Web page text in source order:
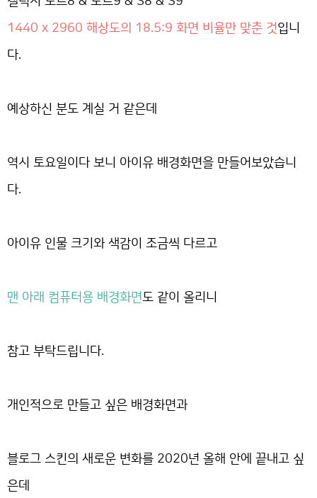
1440 x 2960 해상도의 18.5:9 화면 비율만 맞춘 것입니
다.
예상하신 분도 계실 거 같은데
역시 토요일이다 보니 아이유 배경화면을 만들어보았습니
다.
아이유 인물 크기와 색감이 조금씩 다르고
맨 아래 컴퓨터용 배경화면도 같이 올리니
참고 부탁드립니다.
개인적으로 만들고 싶은 배경화면과
블로그 스킨의 새로운 변화를 2020년 올해 안에 끝내고 싶
은데